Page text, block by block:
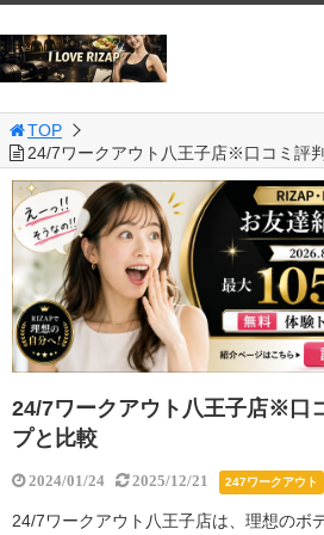
TOP
24/7ワークアウト八王子店※口コミ評
24/7ワークアウト八王子店※口
プと比較
2024/01/24 2025/12/21 247ワークアウト
24/7ワークアウト八王子店は、理想のボ